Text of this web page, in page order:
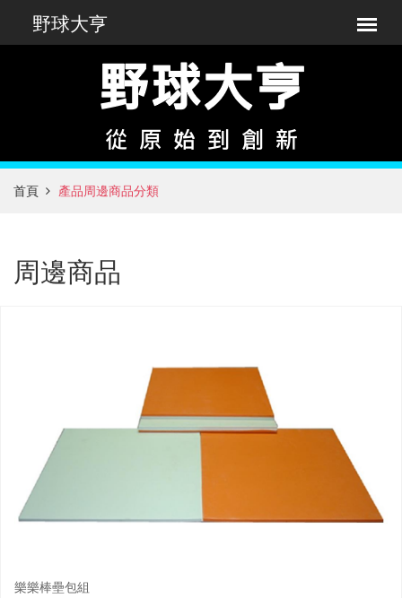
首頁 產品周邊商品分類
周邊商品
樂樂棒壘包組